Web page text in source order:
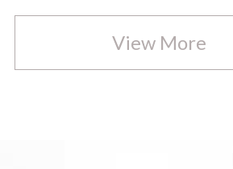
View More